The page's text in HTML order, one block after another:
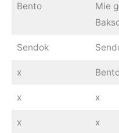
Bento
Mie
Sendok
x
x x
x x